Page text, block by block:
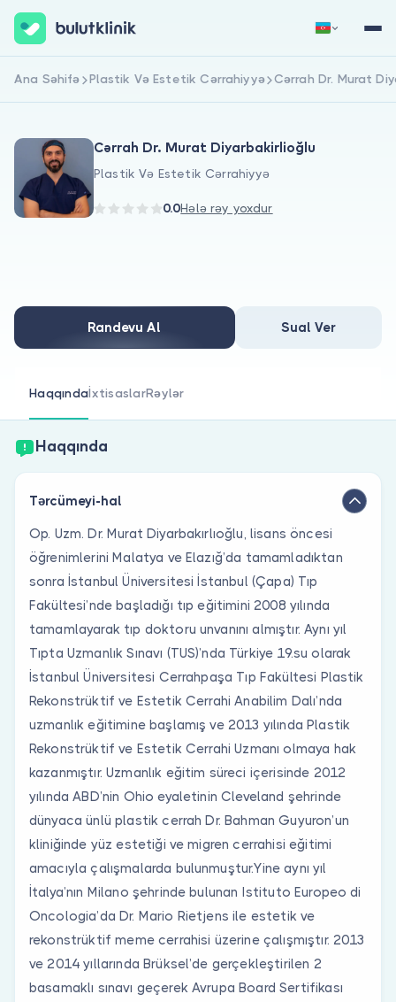
Həkimlər üçün
Həkim siniz?
Qeydiyyat Daxil Ol
Ana Səhifə Plastik Və Estetik Cərrahiyyə Cərrah Dr. Murat
Cərrah Dr. Murat Diyarbakirlioğlu
Plastik Və Estetik Cərrahiyyə
0.0Hələ rəy yoxdur
Randevu Al Sual Ver
HaqqındaİxtisaslarRəylər
Haqqında
Tərcümeyi-hal
Op. Uzm. Dr. Murat Diyarbakırlıoğlu, lisans öncesi
öğrenimlerini Malatya ve Elazığ’da tamamladıktan
sonra İstanbul Üniversitesi İstanbul (Çapa) Tıp
Fakültesi’nde başladığı tıp eğitimini 2008 yılında
tamamlayarak tıp doktoru unvanını almıştır. Aynı yıl
Tıpta Uzmanlık Sınavı (TUS)’nda Türkiye 19.su olarak
İstanbul Üniversitesi Cerrahpaşa Tıp Fakültesi Plastik
Rekonstrüktif ve Estetik Cerrahi Anabilim Dalı’nda
uzmanlık eğitimine başlamış ve 2013 yılında Plastik
Rekonstrüktif ve Estetik Cerrahi Uzmanı olmaya hak
kazanmıştır. Uzmanlık eğitim süreci içerisinde 2012
yılında ABD’nin Ohio eyaletinin Cleveland şehrinde
dünyaca ünlü plastik cerrah Dr. Bahman Guyuron’un
kliniğinde yüz estetiği ve migren cerrahisi eğitimi
amacıyla çalışmalarda bulunmuştur.Yine aynı yıl
İtalya’nın Milano şehrinde bulunan Istituto Europeo di
Oncologia’da Dr. Mario Rietjens ile estetik ve
rekonstrüktif meme cerrahisi üzerine çalışmıştır. 2013
ve 2014 yıllarında Brüksel’de gerçekleştirilen 2
basamaklı sınavı geçerek Avrupa Board Sertifikası